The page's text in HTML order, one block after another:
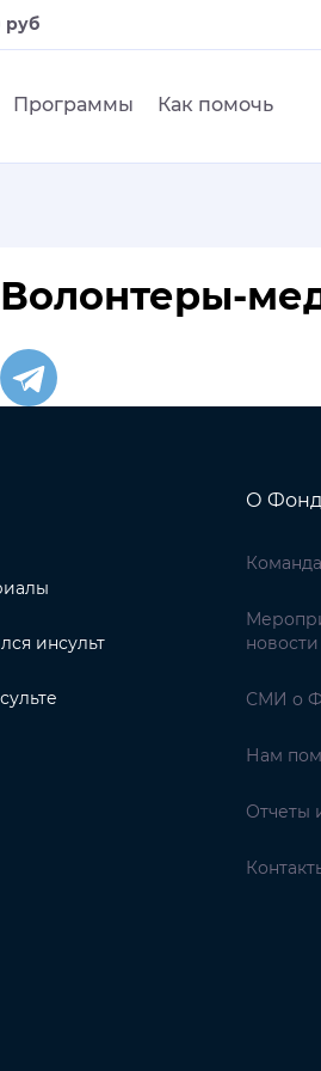
руб
Программы Как помочь
Волонтеры-
инсульт
О
Команда
новости
СМИ о
Нам
Отчеты